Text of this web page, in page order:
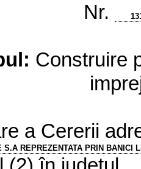
Nr.
Construire
a Cererii
S.A REPREZENTATA PRIN BANICI